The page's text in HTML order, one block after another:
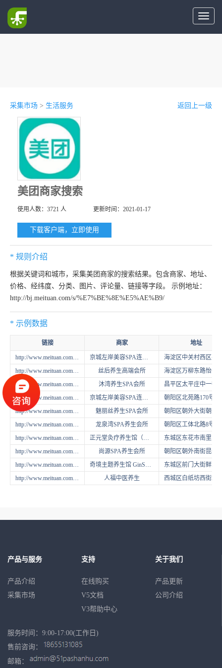
采集市场 > 生活服务 返回上一级
美团商家搜索
使用人数：3721 人 更新时间：2021-01-17
下载客户端，立即使用
* 规则介绍
根据关键词和城市，采集美团商家的搜索结果。包含商家、地址、
价格、经纬度、分类、图片、评论量、链接等字段。 示例地址：
http://bj.meituan.com/s/%E7%BE%8E%E5%AE%B9/
* 示例数据
链接 商家 地址
http://www.meituan.com/jiankangliren/1077487 京城左岸美容SPA连锁机构（中关村店）
http://www.meituan.com/jiankangliren/152663537
丝后养生高端会所
http://www.meituan.com/jiankangliren/159506627
沐湾养生SPA会所
http://www.meituan.com/jiankangliren/1077492
京城左岸美容SPA连锁机构（亚运村店）
http://www.meituan.com/jiankangliren/108905992
魅丽丝养生SPA会所
http://www.meituan.com/jiankangliren/158862731
龙泉湾SPA养生会所
http://www.meituan.com/jiankangliren/164949559
正元堂灸疗养生馆（广渠门店）
http://www.meituan.com/jiankangliren/41776592
尚源SPA养生会所
http://www.meituan.com/jiankangliren/40681735
奇境主题养生馆 GinSPA（前门旗舰店）
http://www.meituan.com/jiankangliren/165025621
人福中医养生
产品与服务
产品介绍
采集市场
支持
在线购买
V5文档
V3帮助中心
关于我们
产品更新
公司介绍
服务时间：9:00-17:00(工作日)
售前咨询：
邮箱：